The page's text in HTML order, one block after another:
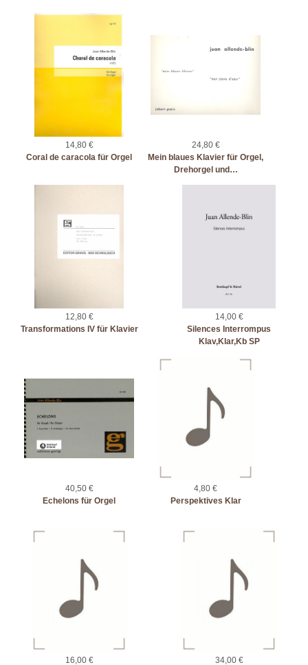
14,80 €
Coral de caracola für Orgel
24,80 €
Mein blaues Klavier für Orgel,
Drehorgel und…
12,80 €
Transformations IV für Klavier
14,00 €
Silences Interrompus
Klav,Klar,Kb SP
40,50 €
Echelons für Orgel
4,80 €
Perspektives Klar
16,00 € 34,00 €